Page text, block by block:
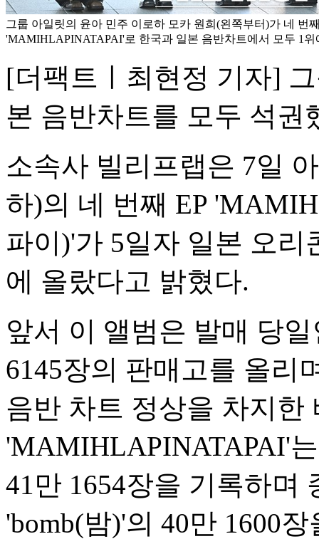
그룹 아일릿의 윤아 민주 이로하 모카 원희(왼쪽부터)가 네 번
'MAMIHLAPINATAPAI'로 한국과 일본 음반차트에서 모두 1
[더팩트ㅣ최현정 기자]
본 음반차트를 모두 석권
소속사 빌리프랩은 7일
하)의 네 번째 EP
파이)'가 5일자 일본 오리
에 올랐다고 밝혔다.
앞서 이 앨범은 발매 당
6145장의 판매고를 올리
음반 차트 정상을 차지한
'MAMIHLAPINATAPAI'
41만 1654장을 기록하며
'bomb(밤)'의 40만 1600